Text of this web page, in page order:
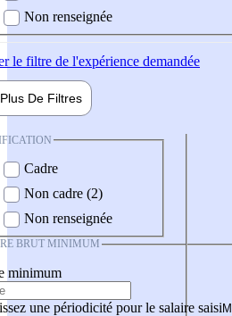
Non renseignée
le filtre de l'expérience demandée
Plus De Filtres
Cadre
Non cadre (2)
Non renseignée
BRUT MINIMUM
minimum
une périodicité pour le salaire saisi